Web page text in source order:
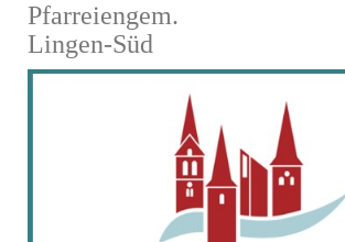
Pfarreiengem.
Lingen-Süd